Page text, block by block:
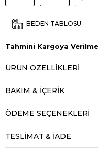
BEDEN TABLOSU
Tahmini Kargoya
ÜRÜN ÖZELLIKLERI
BAKIM & İÇERİK
ÖDEME SEÇENEKLERI
TESLİMAT & İADE